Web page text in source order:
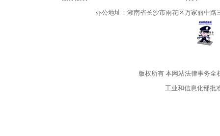
办公地址：湖南省长沙市雨花区万家丽中
版权所有本网站法律事务全
工业和信息化部批